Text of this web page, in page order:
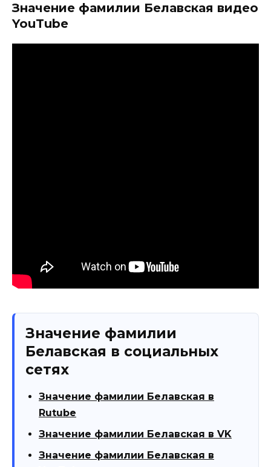
Значение фамилии Белавская видео
YouTube
Значение фамилии
Белавская в социальных
сетях
Значение фамилии Белавская в
Rutube
Значение фамилии Белавская в VK
Значение фамилии Белавская в